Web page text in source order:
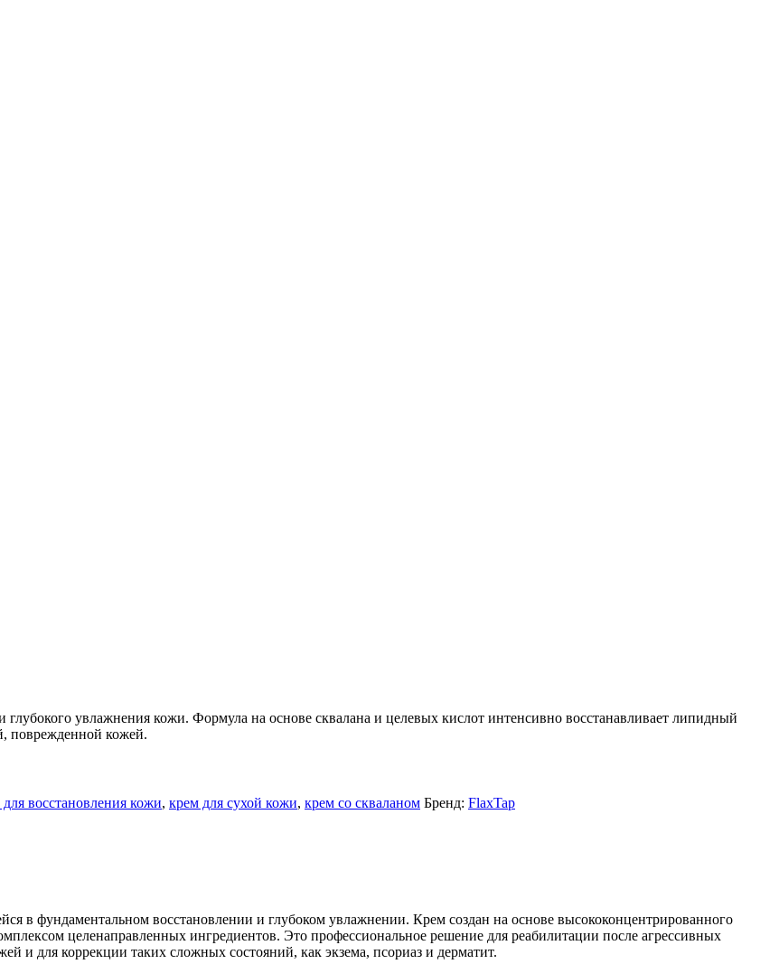
глубокого увлажнения кожи. Формула на основе сквалана и целевых кислот интенсивно восстанавливает липидный
поврежденной кожей.
восстановления кожи, крем для сухой кожи, крем со скваланом Бренд: FlaxTap
в фундаментальном восстановлении и глубоком увлажнении. Крем создан на основе высококонцентрированного
целенаправленных ингредиентов. Это профессиональное решение для реабилитации после агрессивных
и для коррекции таких сложных состояний, как экзема, псориаз и дерматит.